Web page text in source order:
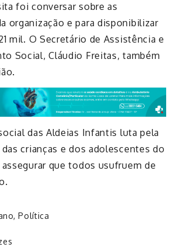
foi conversar sobre as
organização e para disponibilizar
mil. O Secretário de Assistência e
Social, Cláudio Freitas, também
das Aldeias Infantis luta pela
crianças e dos adolescentes do
que todos usufruem de
,Política